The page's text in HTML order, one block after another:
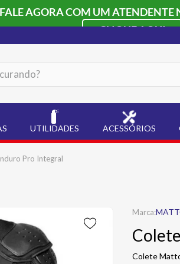
AGORA COM UM
CLIQUE AQUI
UTILIDADES ACESSÓRIOS
Pro Integral
Colete